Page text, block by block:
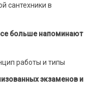
сантехники в
больше напоминают
работы и типы
экзаменов и